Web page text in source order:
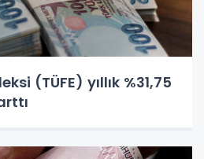
(TÜFE) yıllık %31,75